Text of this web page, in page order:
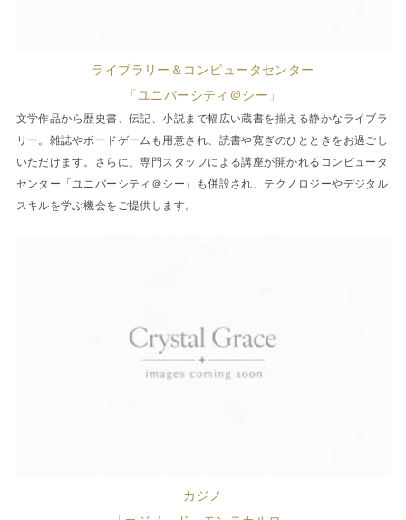
ライブラリー＆コンピュータセンター
「ユニバーシティ＠シー」
文学作品から歴史書、伝記、小説まで幅広い蔵書を揃える静かなライブラ
リー。雑誌やボードゲームも用意され、読書や寛ぎのひとときをお過ごし
いただけます。さらに、専門スタッフによる講座が開かれるコンピュータ
センター「ユニバーシティ＠シー」も併設され、テクノロジーやデジタル
スキルを学ぶ機会をご提供します。
カジノ